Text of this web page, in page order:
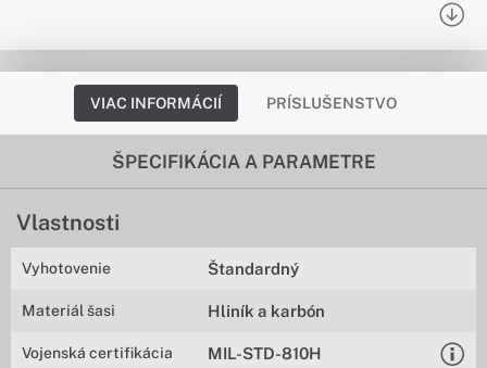
VIAC INFORMÁCIÍ PRÍSLUŠENSTVO
ŠPECIFIKÁCIA A PARAMETRE
Vlastnosti
Vyhotovenie Štandardný
Materiál šasi Hliník a karbón
Vojenská certifikácia MIL-STD-810H